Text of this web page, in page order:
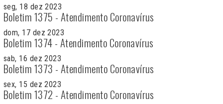
seg, 18 dez 2023
Boletim 1375 - Atendimento Coronavírus
dom, 17 dez 2023
Boletim 1374 - Atendimento Coronavírus
sab, 16 dez 2023
Boletim 1373 - Atendimento Coronavírus
sex, 15 dez 2023
Boletim 1372 - Atendimento Coronavírus